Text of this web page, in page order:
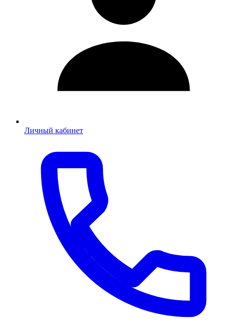
Личный кабинет